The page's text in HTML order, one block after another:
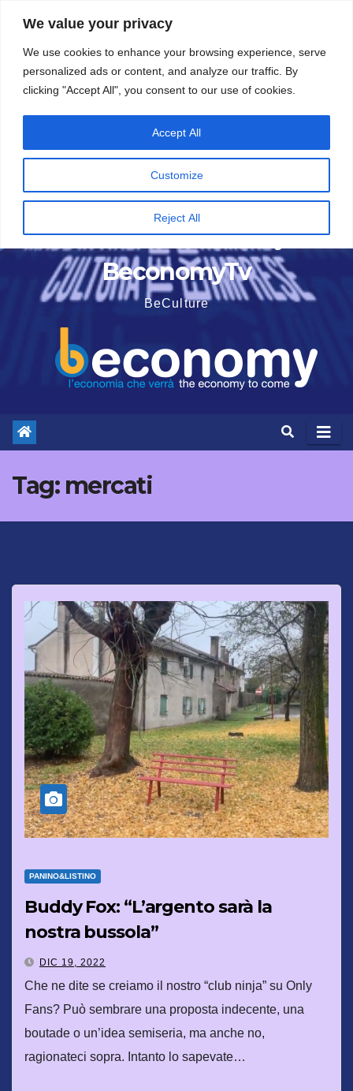
We value your privacy
We use cookies to enhance your browsing experience, serve
personalized ads or content, and analyze our traffic. By
clicking "Accept All", you consent to our use of cookies.
Customize
Reject All
Accept All
contenuto
5 Agosto 2026
BeconomyTv
BeCulture
Tag: mercati
PANINO&LISTINO
Buddy Fox: “L’argento sarà la
nostra bussola”
DIC 19, 2022
Che ne dite se creiamo il nostro “club ninja” su Only
Fans? Può sembrare una proposta indecente, una
boutade o un’idea semiseria, ma anche no,
ragionateci sopra. Intanto lo sapevate…